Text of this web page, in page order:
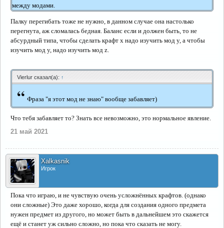
между модами.
Палку перегибать тоже не нужно, в данном случае она настолько
перегнута, аж сломалась бедная. Баланс если и должен быть, то не
абсурдный типа, чтобы сделать крафт x надо изучить мод y, а чтобы
изучить мод y, надо изучить мод z.
Vierlur сказал(а): ↑
“ Фраза "я этот мод не знаю" вообще забавляет)
Что тебя забавляет то? Знать все невозможно, это нормальное явление.
21 май 2021
Xalkasnik
Игрок
Пока что играю, и не чувствую очень усложнённых крафтов. (однако
они сложные) Это даже хорошо, когда для создания одного предмета
нужен предмет из другого, но может быть в дальнейшем это скажется
ещё и станет уж сильно сложно, но пока что сказать не могу.